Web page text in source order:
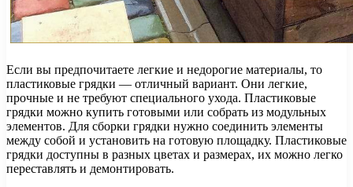
Если вы предпочитаете легкие и недорогие материалы, то
пластиковые грядки — отличный вариант. Они легкие,
прочные и не требуют специального ухода. Пластиковые
грядки можно купить готовыми или собрать из модульных
элементов. Для сборки грядки нужно соединить элементы
между собой и установить на готовую площадку. Пластиковые
грядки доступны в разных цветах и размерах, их можно легко
переставлять и демонтировать.